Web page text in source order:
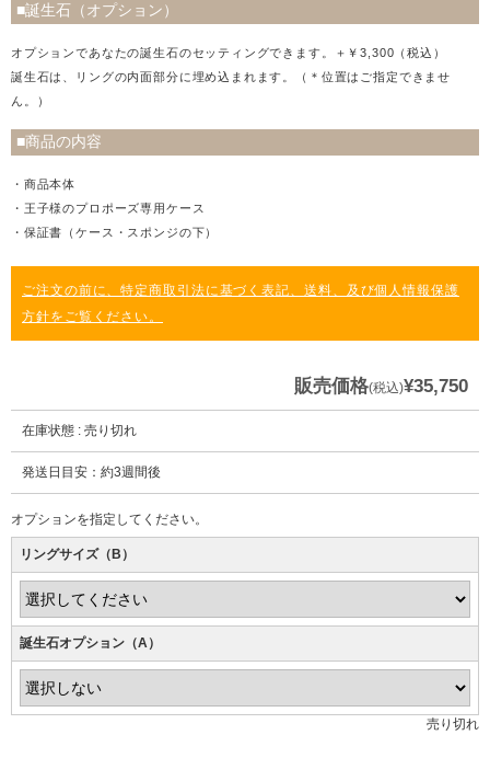
■誕生石（オプション）
オプションであなたの誕生石のセッティングできます。＋￥3,300（税込）
誕生石は、リングの内面部分に埋め込まれます。（＊位置はご指定できませ
ん。）
■商品の内容
・商品本体
・王子様のプロポーズ専用ケース
・保証書（ケース・スポンジの下）
ご注文の前に、特定商取引法に基づく表記、送料、及び個人情報保護
方針をご覧ください。
販売価格(税込)¥35,750
在庫状態 : 売り切れ
発送日目安：約3週間後
オプションを指定してください。
リングサイズ（B）
誕生石オプション（A）
売り切れ